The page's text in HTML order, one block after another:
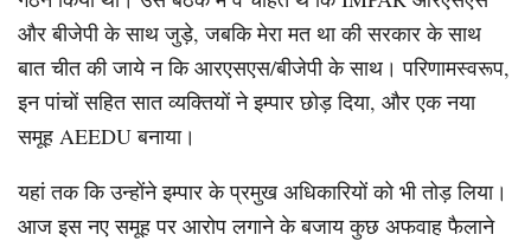
और बीजेपी के साथ जुड़े, जबकि मेरा मत था की सरकार के साथ
बात चीत की जाये न कि आरएसएस/बीजेपी के साथ। परिणामस्वरूप,
इन पांचों सहित सात व्यक्तियों ने इम्पार छोड़ दिया, और एक नया
समूह AEEDU बनाया।
यहां तक ​​कि उन्होंने इम्पार के प्रमुख अधिकारियों को भी तोड़ लिया।
आज इस नए समूह पर आरोप लगाने के बजाय कुछ अफवाह फैलाने